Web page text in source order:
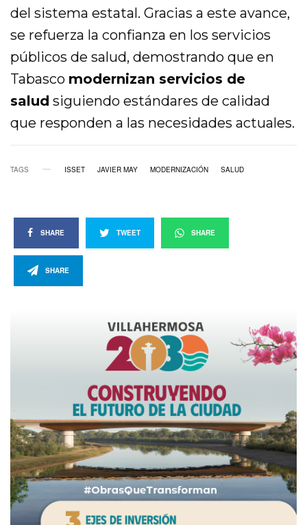
del sistema estatal. Gracias a este avance,
se refuerza la confianza en los servicios
públicos de salud, demostrando que en
Tabasco modernizan servicios de
salud siguiendo estándares de calidad
que responden a las necesidades actuales.
TAGS ISSET JAVIER MAY MODERNIZACIÓN SALUD
SHARE TWEET SHARE
SHARE